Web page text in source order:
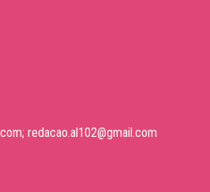
redacao.al102@gmail.com